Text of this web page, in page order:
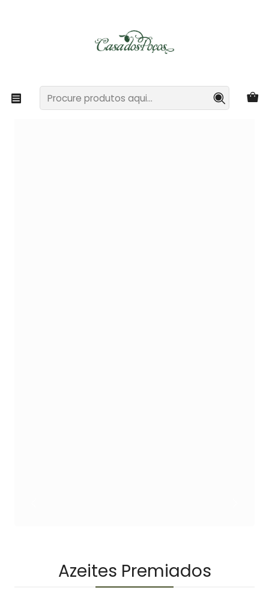
Azeites Premiados